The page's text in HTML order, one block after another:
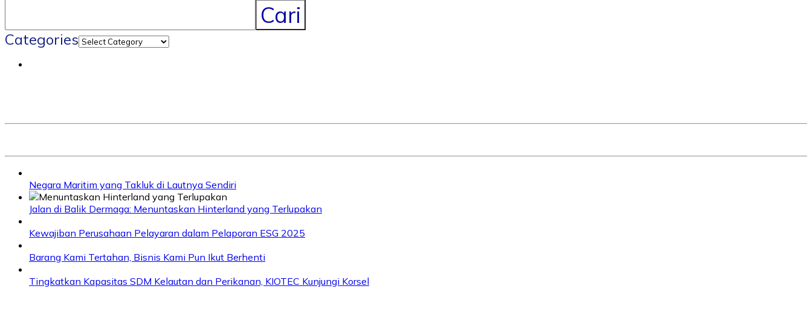
Cari
Categories
Negara Maritim yang Takluk di Lautnya Sendiri
Jalan di Balik Dermaga: Menuntaskan Hinterland yang Terlupakan
Kewajiban Perusahaan Pelayaran dalam Pelaporan ESG 2025
Barang Kami Tertahan, Bisnis Kami Pun Ikut Berhenti
Tingkatkan Kapasitas SDM Kelautan dan Perikanan, KIOTEC Kunjungi Korsel